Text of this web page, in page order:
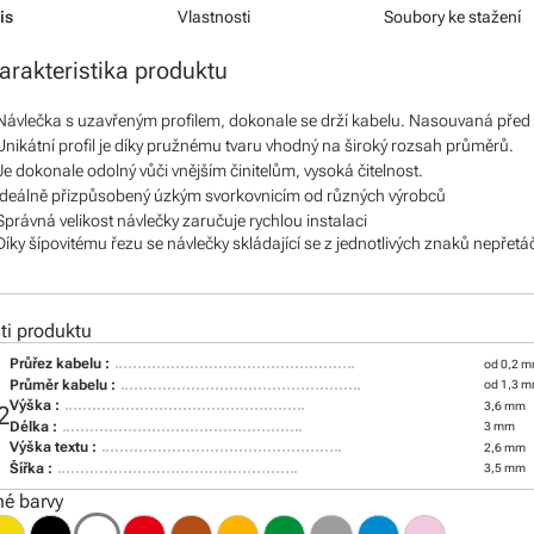
Vlastnosti Soubory ke stažení
produktu
s uzavřeným profilem, dokonale se drží kabelu. Nasouvaná
profil je díky pružnému tvaru vhodný na široký rozsah průměrů.
dokonale odolný vůči vnějším činitelům, vysoká čitelnost.
přizpůsobený úzkým svorkovnicím od různých výrobců
velikost návlečky zaručuje rychlou instalaci
šípovitému řezu se návlečky skládající se z jednotlivých znaků
produktu
Průřez kabelu : od 0,2
Průměr kabelu : od 1,3
Výška : 3,6 mm
Délka : 3 mm
Výška textu : 2,6 mm
Šířka : 3,5 mm
barvy